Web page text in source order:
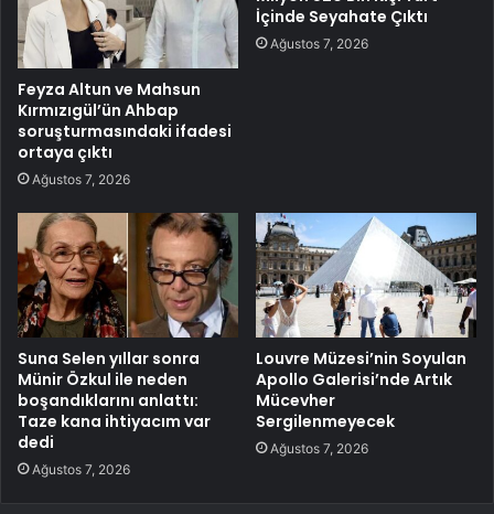
Feyza Altun ve Mahsun
Kırmızıgül’ün Ahbap
soruşturmasındaki ifadesi
ortaya çıktı
Ağustos 7, 2026
İçinde Seyahate Çıktı
Ağustos 7, 2026
Suna Selen yıllar sonra
Münir Özkul ile neden
boşandıklarını anlattı:
Taze kana ihtiyacım var
dedi
Ağustos 7, 2026
Louvre Müzesi’nin Soyulan
Apollo Galerisi’nde Artık
Mücevher
Sergilenmeyecek
Ağustos 7, 2026